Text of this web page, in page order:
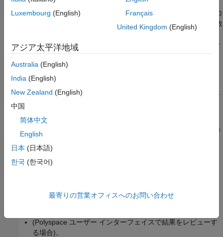
そのシーケンス内のどのイベントについても修正を実装できま
す。結果の詳細にイベント履歴が表示されない場合は、ソース コ
ード内で右クリック オプションを使用して、欠陥に関連する変数
のこれまでの参照を検索し、関連するイベントを検出できます。
またはPolyspace Access Web インターフェイスでの Bug Finder
の結果の解釈(Polyspace Access)も参照してください。
この欠陥は次のようにして修正できます。
すべての値に適応できるように、シフト演算の結果に対して
オーバーフローにつながる値をチェックし、適切なエラー処
理を実行。
以下の修正例を参照してください。
たはコードにコメントを追加します。詳細は、以下を参照してく
(Polyspace ユーザー インターフェイスで結果をレビューす
る場合)。
Luxembourg (English)
Français
United Kingdom (English)
アジア太平洋地域
Australia (English)
India (English)
New Zealand (English)
中国
简体中文
English
日本 (日本語)
한국 (한국어)
最寄りの営業オフィスへのお問い合わせ